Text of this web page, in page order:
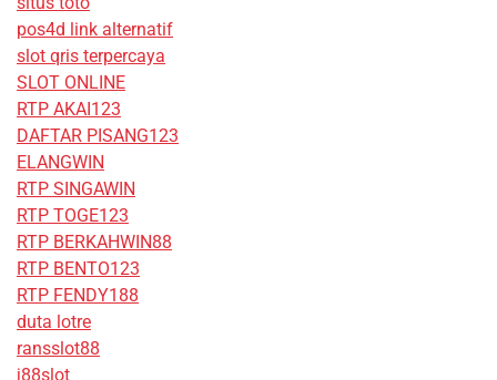
pos4d link alternatif
slot qris terpercaya
SLOT ONLINE
RTP AKAI123
DAFTAR PISANG123
ELANGWIN
RTP SINGAWIN
RTP TOGE123
RTP BERKAHWIN88
RTP BENTO123
RTP FENDY188
duta lotre
ransslot88
j88slot